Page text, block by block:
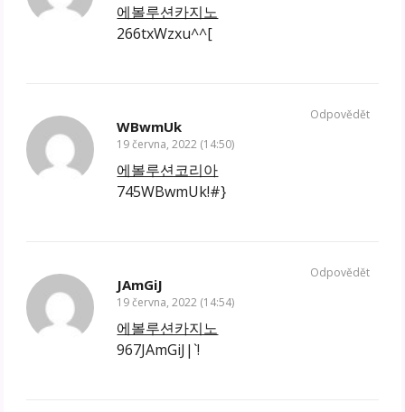
에볼루션카지노
266txWzxu^^[
WBwmUk
19 června, 2022 (14:50)
에볼루션코리아
745WBwmUk!#}
Odpovědět
JAmGiJ
19 června, 2022 (14:54)
에볼루션카지노
967JAmGiJ|`!
Odpovědět